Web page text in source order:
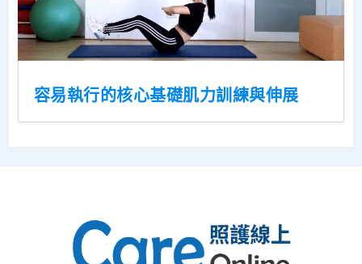
容易執行的核心基礎肌力訓練與伸展